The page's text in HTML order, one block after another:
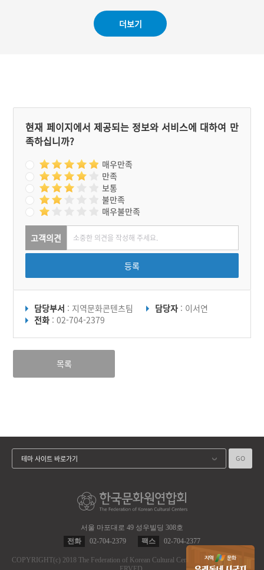
입되면 도구를 들어 올려 잡
과 관련해 어살이 있다고 기
록되어 있어 그 연원이 조선
전기라 하겠다. 고뱅이살 인
한다. 봄부터 늦가을까지 하
류에서 올라오는 황어와 은
어를 비롯해, 상류에서 하류
더보기
현재 페이지에서 제공되는 정보와 서비스에 대하여 만
족하십니까?
매우만족
만족
보통
불만족
매우불만족
고객의견
등록
담당부서 : 지역문화콘텐츠팀 담당자 : 이서연
전화 : 02-704-2379
목록
서울 마포대로 49 성우빌딩 308호
전화
02-704-2379 팩스 02-704-2377
COPYRIGHT(c) 2018 The Federation of Korean Cultural Centers.
ALL RIGHT RES
테마 사이트 바로가기 GO